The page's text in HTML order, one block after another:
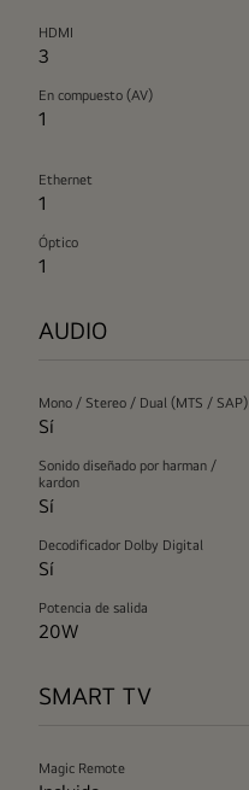
HDMI
3
En compuesto (AV)
1
Ethernet
1
Óptico
1
AUDIO
Mono / Stereo / Dual (MTS / SAP)
Sí
Sonido diseñado por harman /
kardon
Sí
Decodificador Dolby Digital
Sí
Potencia de salida
20W
SMART TV
Magic Remote